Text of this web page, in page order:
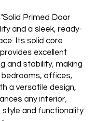
Primed Door
and a sleek, ready-
Its solid core
excellent
and stability, making
offices,
a versatile design,
any interior,
and functionality